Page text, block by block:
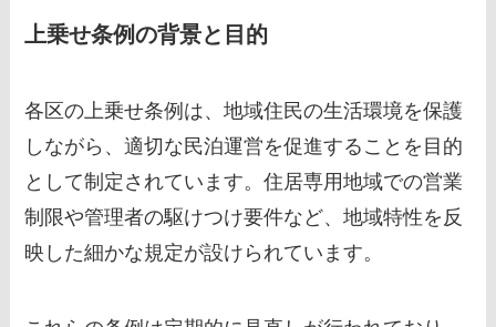
上乗せ条例の背景と目的
各区の上乗せ条例は、地域住民の生活環境を保護
しながら、適切な民泊運営を促進することを目的
として制定されています。住居専用地域での営業
制限や管理者の駆けつけ要件など、地域特性を反
映した細かな規定が設けられています。